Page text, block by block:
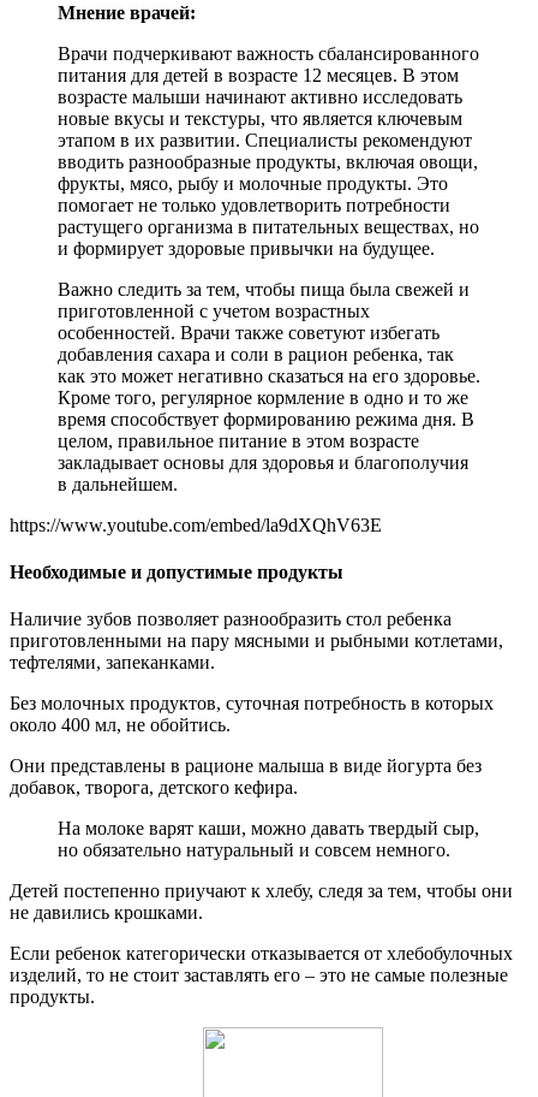
Мнение врачей:
Врачи подчеркивают важность сбалансированного
питания для детей в возрасте 12 месяцев. В этом
возрасте малыши начинают активно исследовать
новые вкусы и текстуры, что является ключевым
этапом в их развитии. Специалисты рекомендуют
вводить разнообразные продукты, включая овощи,
фрукты, мясо, рыбу и молочные продукты. Это
помогает не только удовлетворить потребности
растущего организма в питательных веществах, но
и формирует здоровые привычки на будущее.
Важно следить за тем, чтобы пища была свежей и
приготовленной с учетом возрастных
особенностей. Врачи также советуют избегать
добавления сахара и соли в рацион ребенка, так
как это может негативно сказаться на его здоровье.
Кроме того, регулярное кормление в одно и то же
время способствует формированию режима дня. В
целом, правильное питание в этом возрасте
закладывает основы для здоровья и благополучия
в дальнейшем.
https://www.youtube.com/embed/la9dXQhV63E
Необходимые и допустимые продукты
Наличие зубов позволяет разнообразить стол ребенка
приготовленными на пару мясными и рыбными котлетами,
тефтелями, запеканками.
Без молочных продуктов, суточная потребность в которых
около 400 мл, не обойтись.
Они представлены в рационе малыша в виде йогурта без
добавок, творога, детского кефира.
На молоке варят каши, можно давать твердый сыр,
но обязательно натуральный и совсем немного.
Детей постепенно приучают к хлебу, следя за тем, чтобы они
не давились крошками.
Если ребенок категорически отказывается от хлебобулочных
изделий, то не стоит заставлять его – это не самые полезные
продукты.